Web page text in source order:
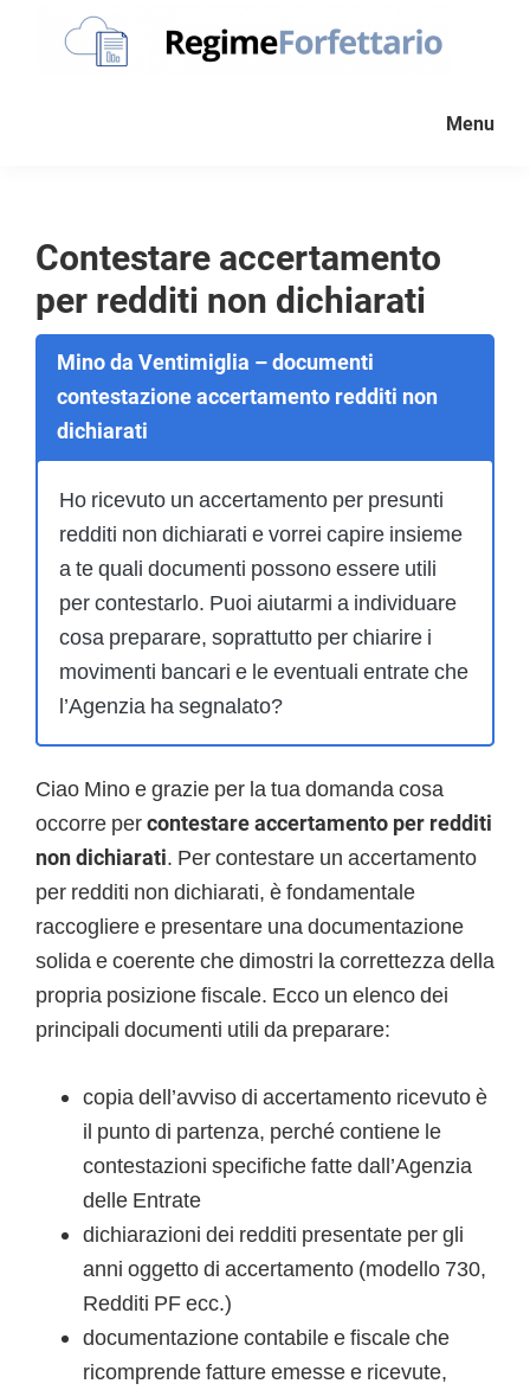
partita
Iva
forfettaria
Menu
Contestare accertamento
per redditi non dichiarati
Mino da Ventimiglia – documenti
contestazione accertamento redditi non
dichiarati
Ho ricevuto un accertamento per presunti
redditi non dichiarati e vorrei capire insieme
a te quali documenti possono essere utili
per contestarlo. Puoi aiutarmi a individuare
cosa preparare, soprattutto per chiarire i
movimenti bancari e le eventuali entrate che
l’Agenzia ha segnalato?
Ciao Mino e grazie per la tua domanda cosa
occorre percontestare accertamento per redditi
non dichiarati. Per contestare un accertamento
per redditi non dichiarati, è fondamentale
raccogliere e presentare una documentazione
solida e coerente che dimostri la correttezza della
propria posizione fiscale. Ecco un elenco dei
principali documenti utili da preparare:
copia dell’avviso di accertamento ricevuto è
il punto di partenza, perché contiene le
contestazioni specifiche fatte dall’Agenzia
delle Entrate
dichiarazioni dei redditi presentate per gli
anni oggetto di accertamento (modello 730,
Redditi PF ecc.)
documentazione contabile e fiscale che
ricomprende fatture emesse e ricevute,